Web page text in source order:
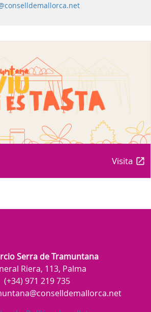
Visita
Serra de Tramuntana
Riera, 113, Palma
(+34) 971 219 735